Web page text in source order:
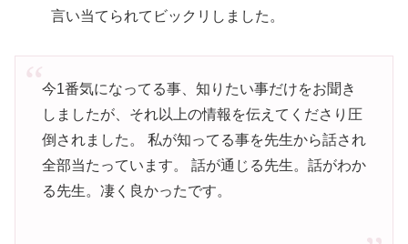
言い当てられてビックリしました。
今1番気になってる事、知りたい事だけをお聞き
しましたが、それ以上の情報を伝えてくださり圧
倒されました。 私が知ってる事を先生から話され
全部当たっています。 話が通じる先生。話がわか
る先生。凄く良かったです。